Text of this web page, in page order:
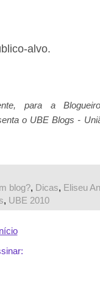
alvo.
para a
o UBE Blogs -
blog?, Dicas, Eliseu
, UBE 2010